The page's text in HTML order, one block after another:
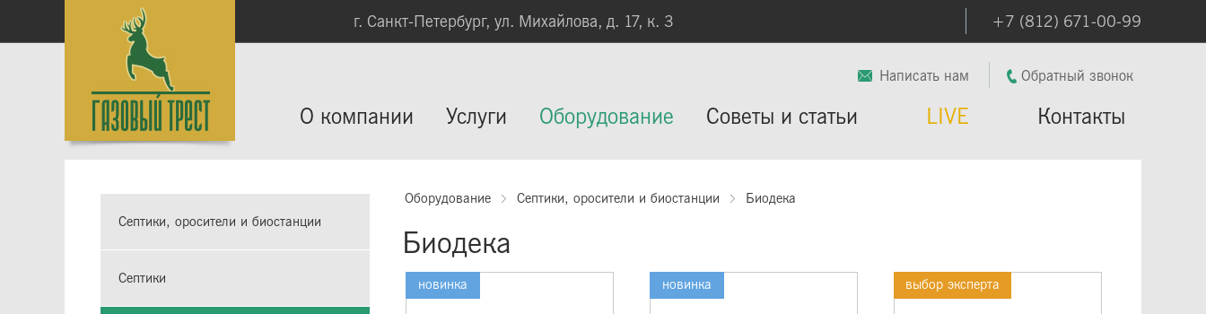
г. Санкт-Петербург, ул. Михайлова, д. 17, к. 3 +7 (812) 671-00-99
Написать нам Обратный звонок
О компании Услуги Оборудование Советы и статьи LIVE Контакты
Септики, оросители и биостанции
Септики
Оборудование Септики, оросители и биостанции Биодека
Биодека
новинка новинка выбор эксперта